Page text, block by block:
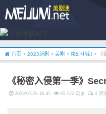
首页 > 2023新剧 > 美剧 > 魔幻/科幻 > 《
《秘密入侵第一季》
2023/07/26 18:45 65,572 浏览 3 评